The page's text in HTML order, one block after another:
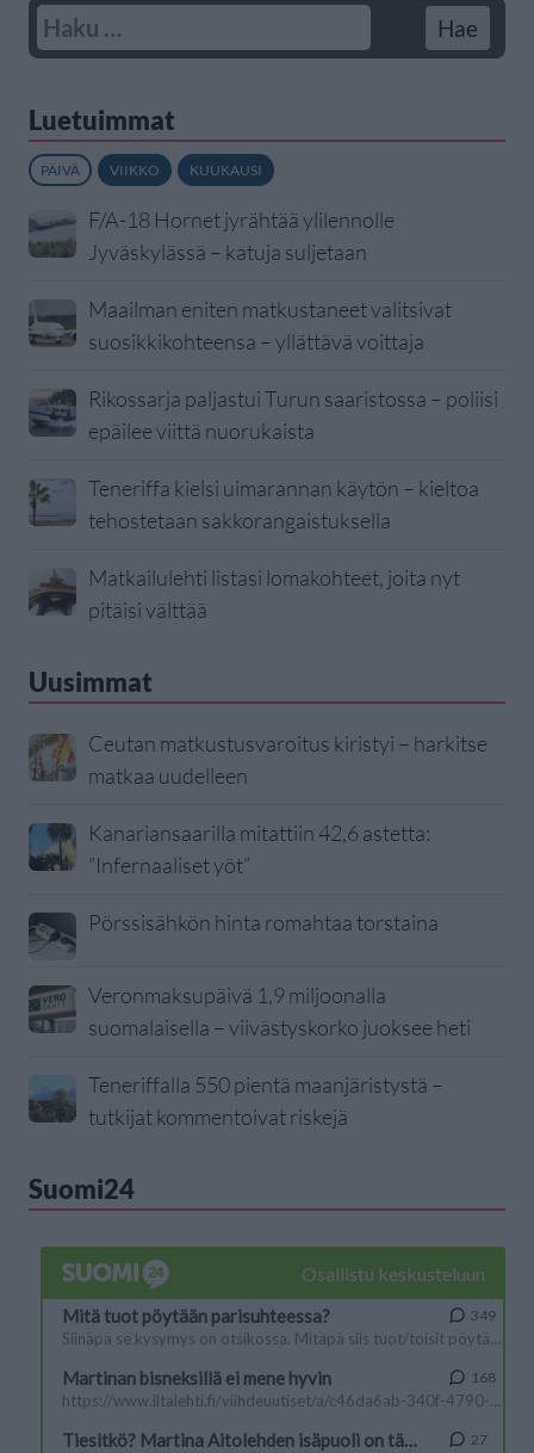
Luetuimmat
PÄIVÄ VIIKKO KUUKAUSI
F/A-18 Hornet jyrähtää ylilennolle
Jyväskylässä – katuja suljetaan
Maailman eniten matkustaneet valitsivat
suosikkikohteensa – yllättävä voittaja
Rikossarja paljastui Turun saaristossa – poliisi
epäilee viittä nuorukaista
Teneriffa kielsi uimarannan käytön – kieltoa
tehostetaan sakkorangaistuksella
Matkailulehti listasi lomakohteet, joita nyt
pitäisi välttää
Uusimmat
Ceutan matkustusvaroitus kiristyi – harkitse
matkaa uudelleen
Kanariansaarilla mitattiin 42,6 astetta:
”Infernaaliset yöt”
Pörssisähkön hinta romahtaa torstaina
Veronmaksupäivä 1,9 miljoonalla
suomalaisella – viivästyskorko juoksee heti
Teneriffalla 550 pientä maanjäristystä –
tutkijat kommentoivat riskejä
Suomi24